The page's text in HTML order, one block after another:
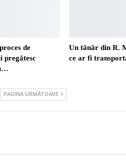
de
pregătesc
Un tânăr din R.
ce ar fi
PAGINA URMĂTOARE